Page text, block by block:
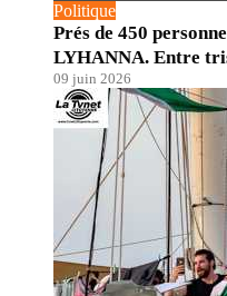
Politique
Prés de 450
LYHANNA. Entre
09 juin 2026